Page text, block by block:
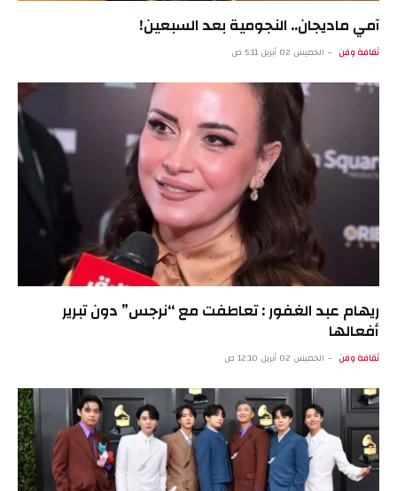
آمي ماديجان.. النجومية بعد السبعين!
ثقافة وفن الخميس 02 أبريل 5:11 ص
ريهام عبد الغفور : تعاطفت مع “نرجس” دون تبرير
أفعالها
ثقافة وفن الخميس 02 أبريل 12:10 ص